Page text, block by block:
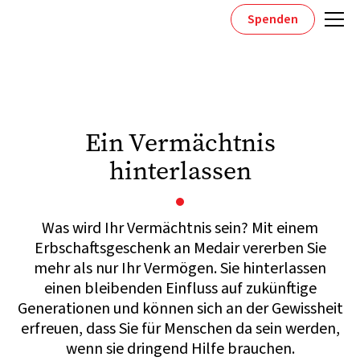
Spenden
Ein Vermächtnis
hinterlassen
Was wird Ihr Vermächtnis sein? Mit einem
Erbschaftsgeschenk an Medair vererben Sie
mehr als nur Ihr Vermögen. Sie hinterlassen
einen bleibenden Einfluss auf zukünftige
Generationen und können sich an der Gewissheit
erfreuen, dass Sie für Menschen da sein werden,
wenn sie dringend Hilfe brauchen.